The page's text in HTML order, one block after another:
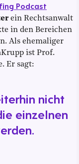
Podcast
ein Rechtsanwalt
in den Bereichen
Als ehemaliger
ist Prof.
Er sagt:
nicht
einzelnen